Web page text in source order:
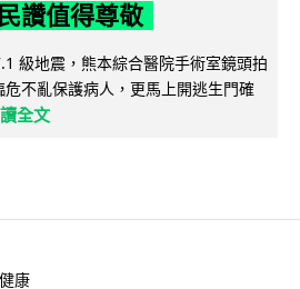
讚值得尊敬
級地震，熊本綜合醫院手術室鏡頭拍
不亂保護病人，更馬上開逃生門確
全文
健康